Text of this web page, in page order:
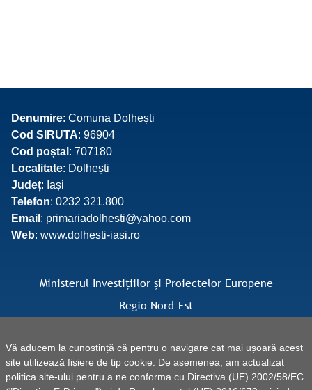
Vă aducem la cunoștință că pentru o navigare cat mai ușoară acest
site utilizează fișiere de tip cookie. De asemenea, am actualizat
politica site-ului pentru a ne conforma cu Directiva (UE) 2002/58/EC
Denumire: Comuna Dolhești
Cod SIRUTA: 96904
Cod poștal : 707180
Localitate: Dolhești
Județ: Iași
Telefon: 0232 321.800
Email : primariadolhesti@yahoo.com
Web: www.dolhesti-iasi.ro
Ministerul Investițiilor și Proiectelor Europene
Regio Nord-Est